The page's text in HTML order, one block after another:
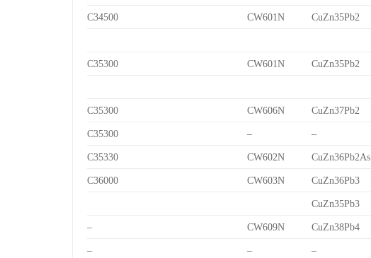
C34500 CW601N CuZn35Pb2
C35300 CW601N CuZn35Pb2
C35300 CW606N CuZn37Pb2
C35300 – –
C35330 CW602N CuZn36Pb2As
C36000 CW603N CuZn36Pb3
CuZn35Pb3
– CW609N CuZn38Pb4
– – –